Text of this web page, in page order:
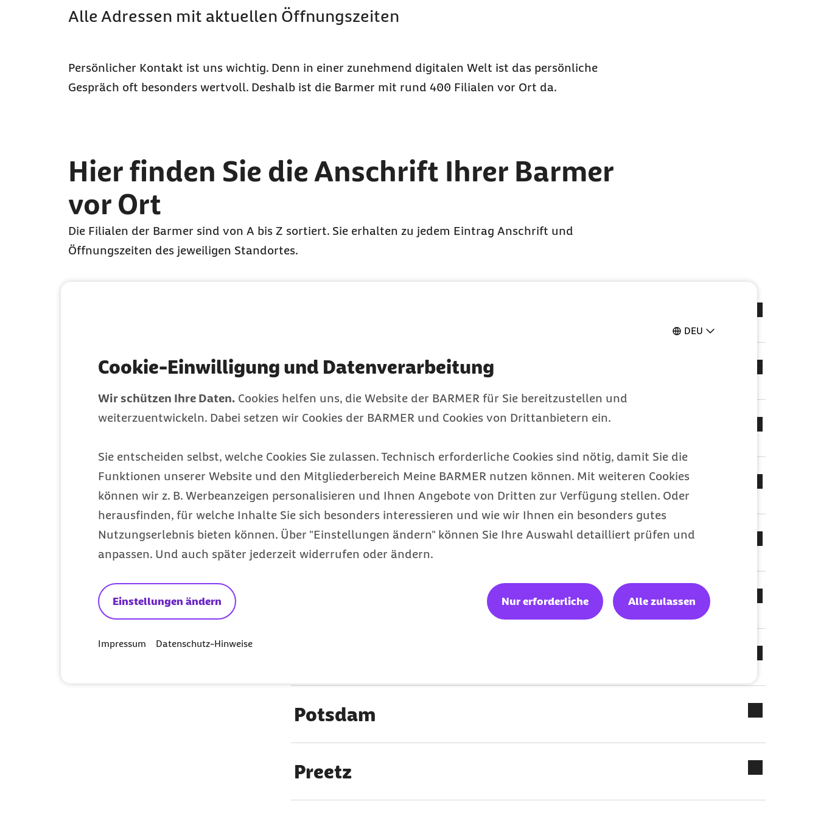
DEU
Cookie-Einwilligung und Datenverarbeitung
Wir schützen Ihre Daten. Cookies helfen uns, die Website der BARMER für Sie bereitzustellen und
weiterzuentwickeln. Dabei setzen wir Cookies der BARMER und Cookies von Drittanbietern ein.
Sie entscheiden selbst, welche Cookies Sie zulassen. Technisch erforderliche Cookies sind nötig, damit Sie die
Funktionen unserer Website und den Mitgliederbereich Meine BARMER nutzen können. Mit weiteren Cookies
können wir z. B. Werbeanzeigen personalisieren und Ihnen Angebote von Dritten zur Verfügung stellen. Oder
herausfinden, für welche Inhalte Sie sich besonders interessieren und wie wir Ihnen ein besonders gutes
Nutzungserlebnis bieten können. Über "Einstellungen ändern" können Sie Ihre Auswahl detailliert prüfen und
anpassen. Und auch später jederzeit widerrufen oder ändern.
Einstellungen ändern Nur erforderliche Alle zulassen
Impressum Datenschutz-Hinweise
Alle Adressen mit aktuellen Öffnungszeiten
Persönlicher Kontakt ist uns wichtig. Denn in einer zunehmend digitalen Welt ist das persönliche
Gespräch oft besonders wertvoll. Deshalb ist die Barmer mit rund 400 Filialen vor Ort da.
Hier finden Sie die Anschrift Ihrer Barmer
vor Ort
Die Filialen der Barmer sind von A bis Z sortiert. Sie erhalten zu jedem Eintrag Anschrift und
Öffnungszeiten des jeweiligen Standortes.
Zur Zeit ausgewählt
T U V W
X
Z
Passau
Peine
Pforzheim
Pinneberg
Potsdam
Preetz